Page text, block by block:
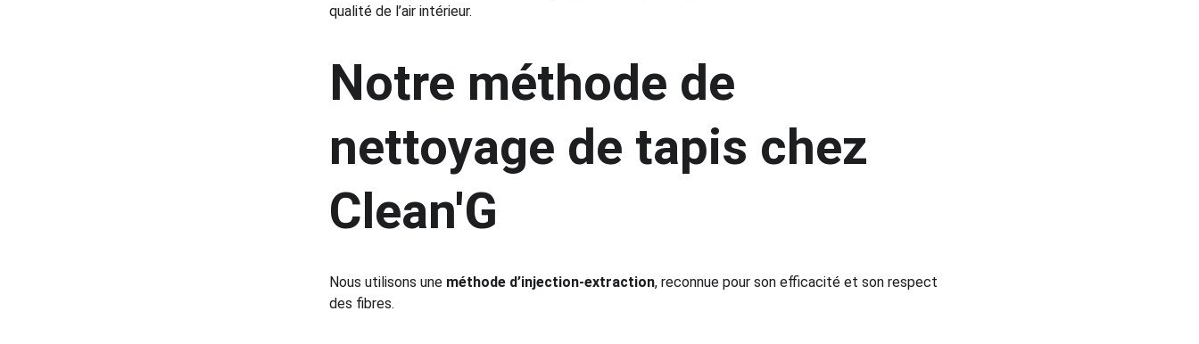
qualité de l’air intérieur.
Notre méthode de
nettoyage de tapis chez
Clean'G
Nous utilisons une méthode d’injection-extraction, reconnue pour son efficacité et son respect
des fibres.